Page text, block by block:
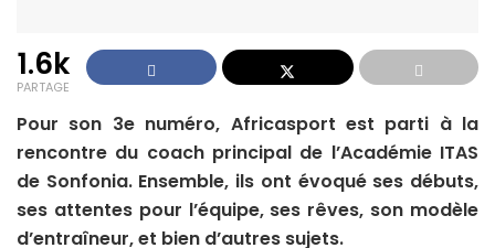
1.6k
PARTAGE
Pour son 3e numéro, Africasport est parti à la
rencontre du coach principal de l’Académie ITAS
de Sonfonia. Ensemble, ils ont évoqué ses débuts,
ses attentes pour l’équipe, ses rêves, son modèle
d’entraîneur, et bien d’autres sujets.